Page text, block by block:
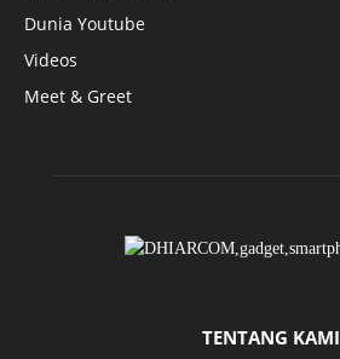
Dunia Youtube
Videos
Meet & Greet
TENTANG KAMI